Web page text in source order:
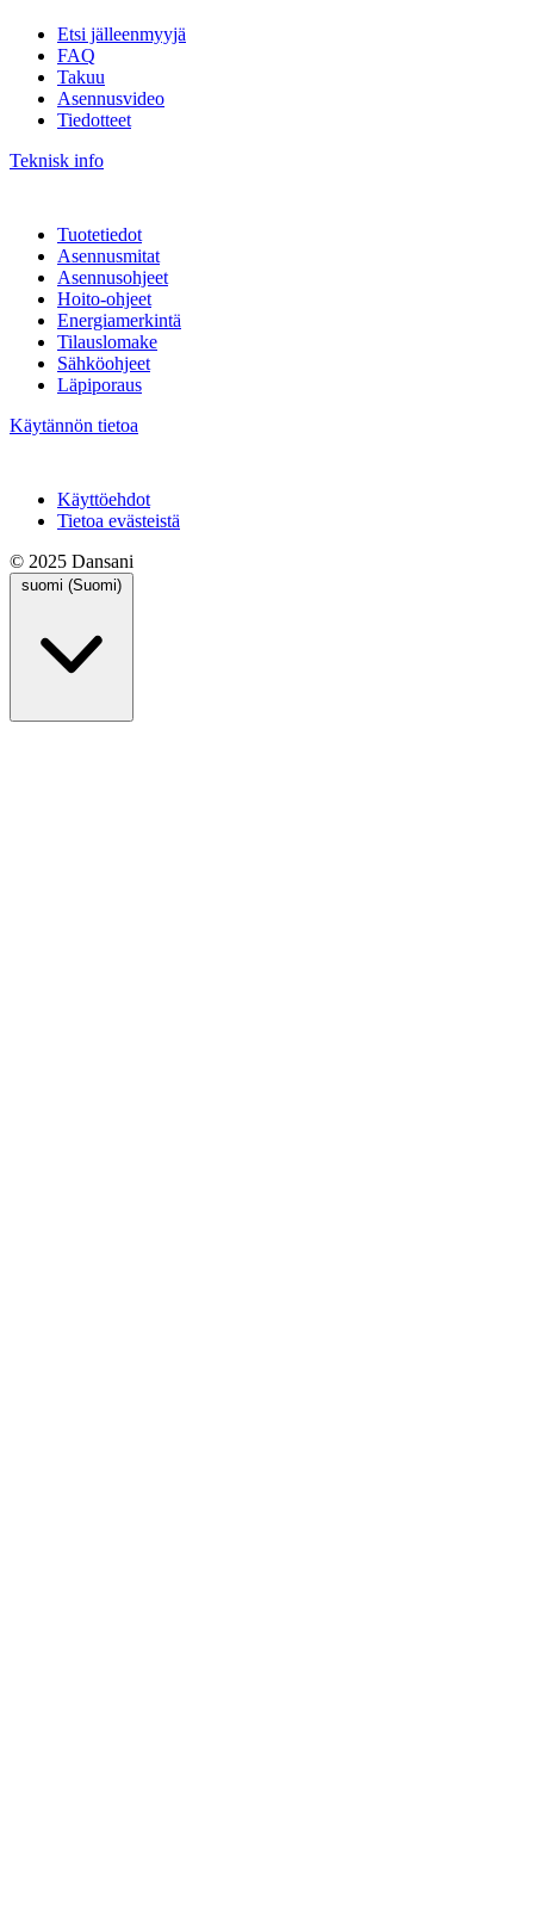
Etsi jälleenmyyjä
FAQ
Takuu
Asennusvideo
Tiedotteet
Teknisk info
Tuotetiedot
Asennusmitat
Asennusohjeet
Hoito-ohjeet
Energiamerkintä
Tilauslomake
Sähköohjeet
Läpiporaus
Käytännön tietoa
Käyttöehdot
Tietoa evästeistä
© 2025 Dansani
suomi (Suomi)